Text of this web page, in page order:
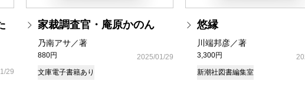
29
家裁調査官・庵原かのん
乃南アサ／著
880円
2025/01/29
文庫電子書籍あり
悠縁
川端邦彦／著
3,300円
新潮社図書編集室